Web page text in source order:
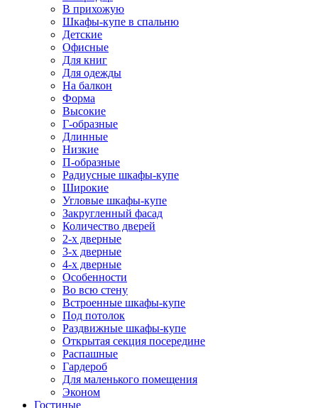
В прихожую
Шкафы-купе в спальню
Детские
Офисные
Для книг
Для одежды
На балкон
Форма
Высокие
Г-образные
Длинные
Низкие
П-образные
Радиусные шкафы-купе
Широкие
Угловые шкафы-купе
Закругленный фасад
Количество дверей
2-х дверные
3-х дверные
4-х дверные
Особенности
Во всю стену
Встроенные шкафы-купе
Под потолок
Раздвижные шкафы-купе
Открытая секция посередине
Распашные
Гардероб
Для маленького помещения
Эконом
Гостиные